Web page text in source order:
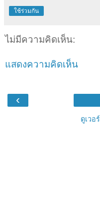
ใช้ร่วมกัน
ไม่มีความคิดเห็น:
แสดงความคิดเห็น
‹
ดูเวอ